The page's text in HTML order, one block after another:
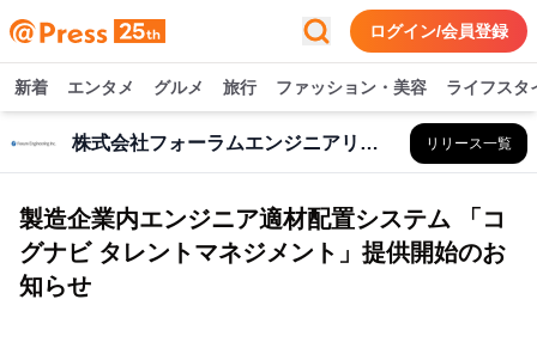
ログイン/会員登録
新着 エンタメ グルメ 旅行 ファッション・美容 ライフスタ
株式会社フォーラムエンジニアリング リリース一覧
製造企業内エンジニア適材配置システム 「コ
グナビ タレントマネジメント」提供開始のお
知らせ